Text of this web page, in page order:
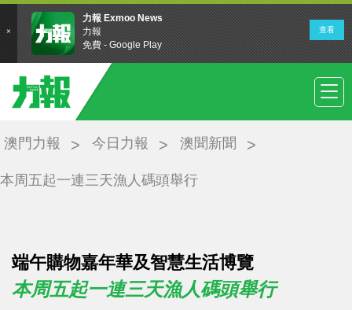
澳門力報 今日力報 澳聞新聞
本周五起一連三天漁人碼頭舉行
端午購物嘉年華及智慧生活博覽
本周五起一連三天漁人碼頭舉行